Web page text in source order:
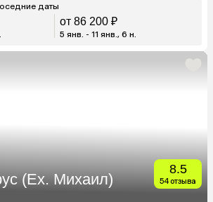
даты
от 86 200 ₽
5 янв. - 11 янв., 6 н.
(Ex. Михаил)
8.5
54 отзыва